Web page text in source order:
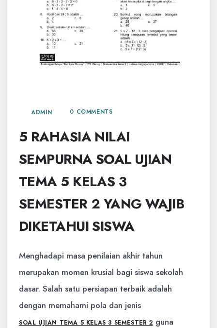
ADMIN 0 COMMENTS
5 RAHASIA NILAI
SEMPURNA SOAL UJIAN
TEMA 5 KELAS 3
SEMESTER 2 YANG WAJIB
DIKETAHUI SISWA
Menghadapi masa penilaian akhir tahun
merupakan momen krusial bagi siswa sekolah
dasar. Salah satu persiapan terbaik adalah
dengan memahami pola dan jenis
SOAL UJIAN TEMA 5 KELAS 3 SEMESTER 2 guna